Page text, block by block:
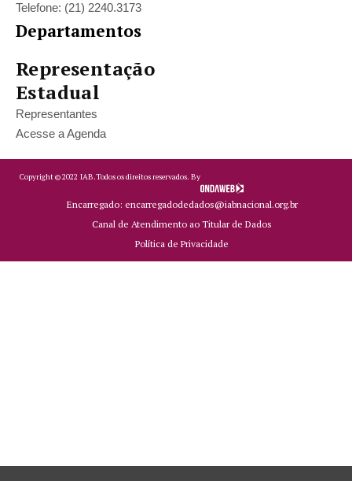
Telefone: (21) 2240.3173
Departamentos
Representação
Estadual
Representantes
Acesse a Agenda
Copyright ©2022 IAB.Todos os direitos reservados. By
Encarregado: encarregadodedados@iabnacional.org.br
Canal de Atendimento ao Titular de Dados
Política de Privacidade